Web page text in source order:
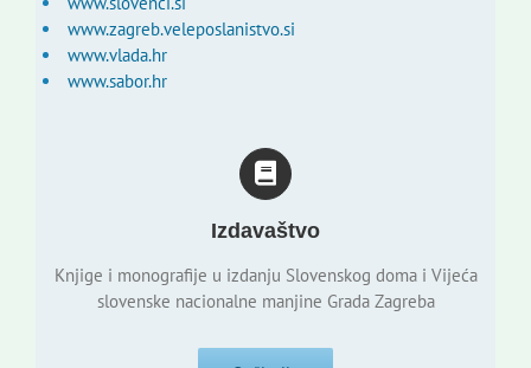
www.zagreb.veleposlanistvo.si
www.vlada.hr
www.sabor.hr
Izdavaštvo
Knjige i monografije u izdanju Slovenskog doma i Vijeća
slovenske nacionalne manjine Grada Zagreba